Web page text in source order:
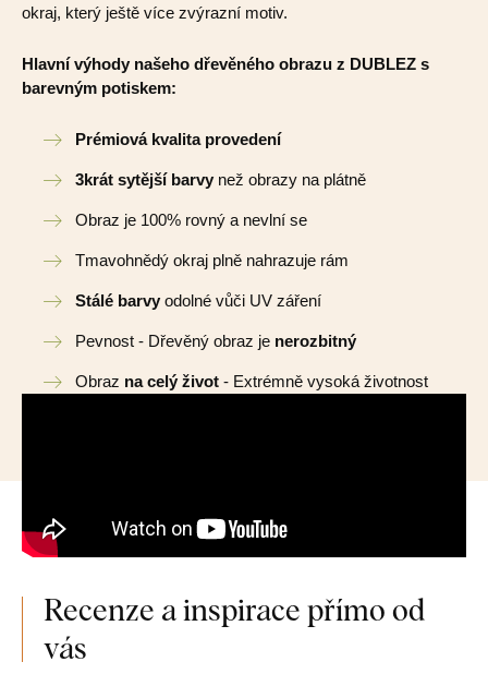
okraj, který ještě více zvýrazní motiv.
Hlavní výhody našeho dřevěného obrazu z DUBLEZ s
barevným potiskem:
Prémiová kvalita provedení
3krát sytější barvy než obrazy na plátně
Obraz je 100% rovný a nevlní se
Tmavohnědý okraj plně nahrazuje rám
Stálé barvy odolné vůči UV záření
Pevnost - Dřevěný obraz je nerozbitný
Obraz na celý život - Extrémně vysoká životnost
Recenze a inspirace přímo od
vás